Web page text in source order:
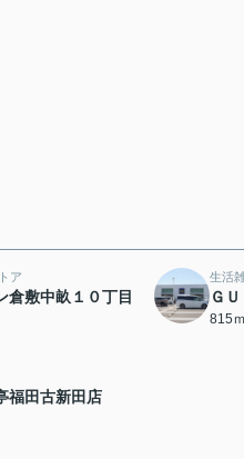
ア
倉敷中畝１０丁目
生活
ＧＵ
815
福田古新田店